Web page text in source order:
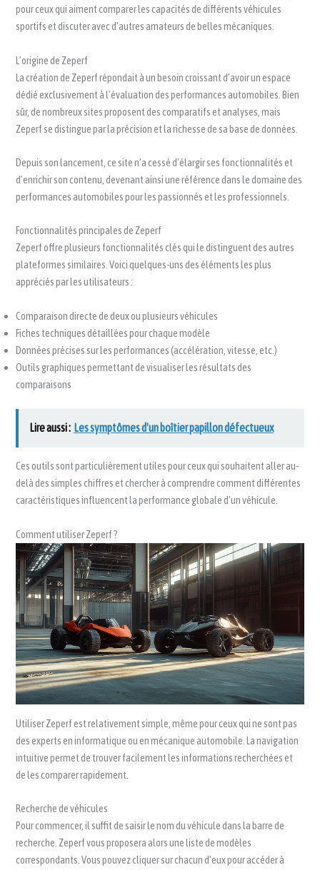
pour ceux qui aiment comparer les capacités de différents véhicules
sportifs et discuter avec d’autres amateurs de belles mécaniques.
L’origine de Zeperf
La création de Zeperf répondait à un besoin croissant d’avoir un espace
dédié exclusivement à l’évaluation des performances automobiles. Bien
sûr, de nombreux sites proposent des comparatifs et analyses, mais
Zeperf se distingue par la précision et la richesse de sa base de données.
Depuis son lancement, ce site n’a cessé d’élargir ses fonctionnalités et
d’enrichir son contenu, devenant ainsi une référence dans le domaine des
performances automobiles pour les passionnés et les professionnels.
Fonctionnalités principales de Zeperf
Zeperf offre plusieurs fonctionnalités clés qui le distinguent des autres
plateformes similaires. Voici quelques-uns des éléments les plus
appréciés par les utilisateurs :
Comparaison directe de deux ou plusieurs véhicules
Fiches techniques détaillées pour chaque modèle
Données précises sur les performances (accélération, vitesse, etc.)
Outils graphiques permettant de visualiser les résultats des
comparaisons
Lire aussi : Les symptômes d'un boîtier papillon défectueux
Ces outils sont particulièrement utiles pour ceux qui souhaitent aller au-
delà des simples chiffres et chercher à comprendre comment différentes
caractéristiques influencent la performance globale d’un véhicule.
Comment utiliser Zeperf ?
Utiliser Zeperf est relativement simple, même pour ceux qui ne sont pas
des experts en informatique ou en mécanique automobile. La navigation
intuitive permet de trouver facilement les informations recherchées et
de les comparer rapidement.
Recherche de véhicules
Pour commencer, il suffit de saisir le nom du véhicule dans la barre de
recherche. Zeperf vous proposera alors une liste de modèles
correspondants. Vous pouvez cliquer sur chacun d’eux pour accéder à